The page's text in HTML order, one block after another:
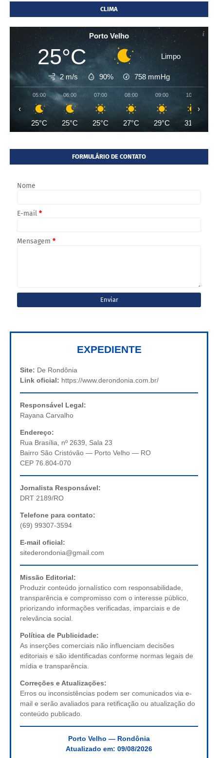
CLIMA
Porto Velho
25°C Limpo
2 m/s 90% 758 mmHg
05:00
25°C
06:00
25°C
07:00
25°C
08:00
27°C
09:00
29°C
10:00
31°C
‹ ›
FORMULÁRIO DE CONTATO
Nome
E-mail *
Mensagem *
EXPEDIENTE
Site: De Rondônia
Link oficial: https://www.derondonia.com.br/
Responsável Legal:
Rayana Carvalho
Endereço:
Rua Brasília, nº 2639, Sala 23
Bairro São Cristóvão — Porto Velho — RO
CEP 76.804-070
Jornalista Responsável:
DRT 2189/RO
Telefone para contato:
(69) 99307-3594
E-mail oficial:
sitederondonia@gmail.com
Missão Editorial:
Produzir conteúdo jornalístico com responsabilidade,
transparência e compromisso com o interesse público,
priorizando informações verificadas, imparciais e de
relevância social.
Política de Publicidade:
As inserções comerciais não influenciam decisões
editoriais e são identificadas conforme normas legais de
mídia e transparência.
Correções e Atualizações:
Erros ou inconsistências podem ser comunicados via e-
mail e serão avaliados para retificação ou atualização do
conteúdo publicado.
Porto Velho — Rondônia
Atualizado em: 09/08/2026